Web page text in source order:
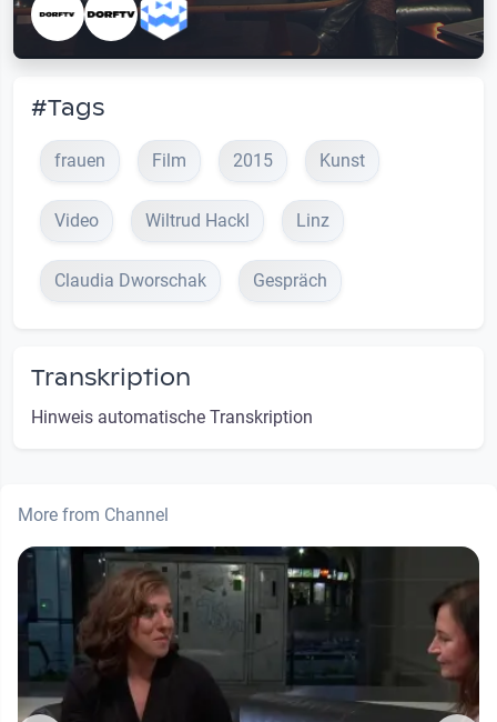
#Tags
frauen Film 2015 Kunst
Video Wiltrud Hackl Linz
Claudia Dworschak Gespräch
Transkription
Hinweis automatische Transkription
More from Channel